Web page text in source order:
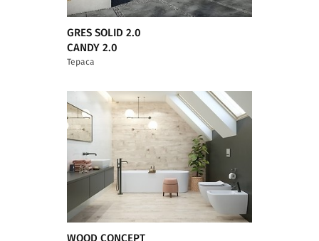
GRES SOLID 2.0
CANDY 2.0
Тераса
WOOD CONCEPT